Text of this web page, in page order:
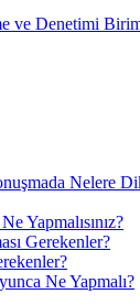
ve Denetimi
Nelere
Yapmalısınız?
Gerekenler?
Ne Yapmalı?